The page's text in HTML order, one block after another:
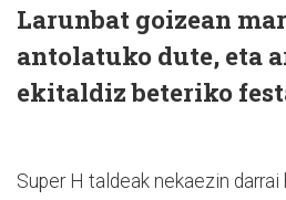
Larunbat goizean
antolatuko dute, eta
ekitaldiz beteriko
Super H taldeak nekaezin darrai